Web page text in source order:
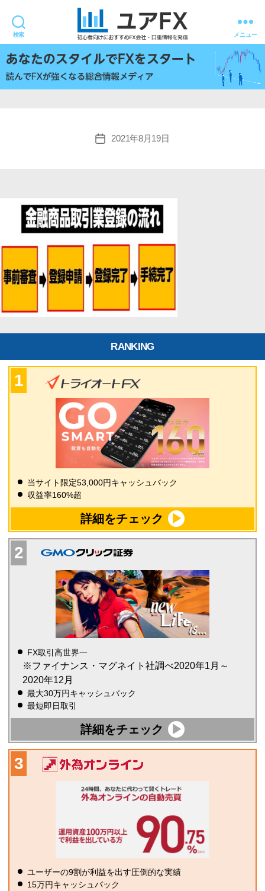
検索
ユ
ア
FX
メニュー
投
2021年8月19日
RANKING
当サイト限定53,000円キャッシュバック
収益率160%超
詳細をチェック
FX取引高世界一
※ファイナンス・マグネイト社調べ2020年1月～
2020年12月
最大30万円キャッシュバック
最短即日取引
詳細をチェック
ユーザーの9割が利益を出す圧倒的な実績
15万円キャッシュバック